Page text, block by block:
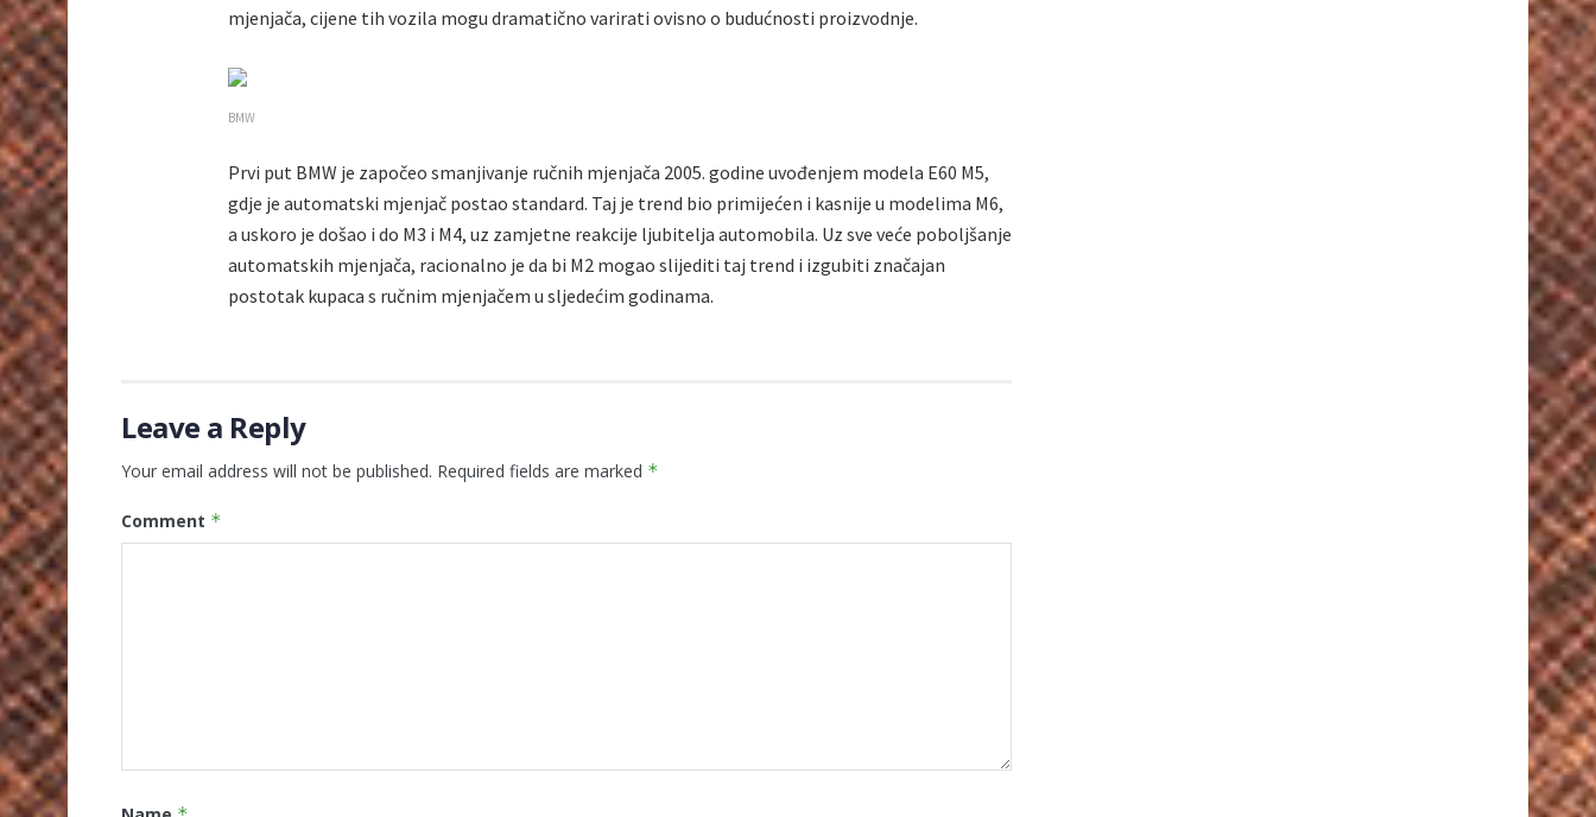
mjenjača, cijene tih vozila mogu dramatično varirati ovisno o budućnosti proizvodnje.
BMW
Prvi put BMW je započeo smanjivanje ručnih mjenjača 2005. godine uvođenjem modela E60 M5,
gdje je automatski mjenjač postao standard. Taj je trend bio primijećen i kasnije u modelima M6,
a uskoro je došao i do M3 i M4, uz zamjetne reakcije ljubitelja automobila. Uz sve veće poboljšanje
automatskih mjenjača, racionalno je da bi M2 mogao slijediti taj trend i izgubiti značajan
postotak kupaca s ručnim mjenjačem u sljedećim godinama.
Leave a Reply
Your email address will not be published. Required fields are marked *
Comment *